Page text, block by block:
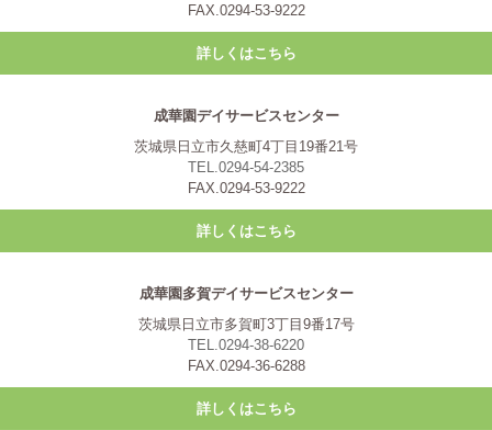
FAX.0294-53-9222
詳しくはこちら
成華園デイサービスセンター
茨城県日立市久慈町4丁目19番21号
TEL.0294-54-2385
FAX.0294-53-9222
詳しくはこちら
成華園多賀デイサービスセンター
茨城県日立市多賀町3丁目9番17号
TEL.0294-38-6220
FAX.0294-36-6288
詳しくはこちら